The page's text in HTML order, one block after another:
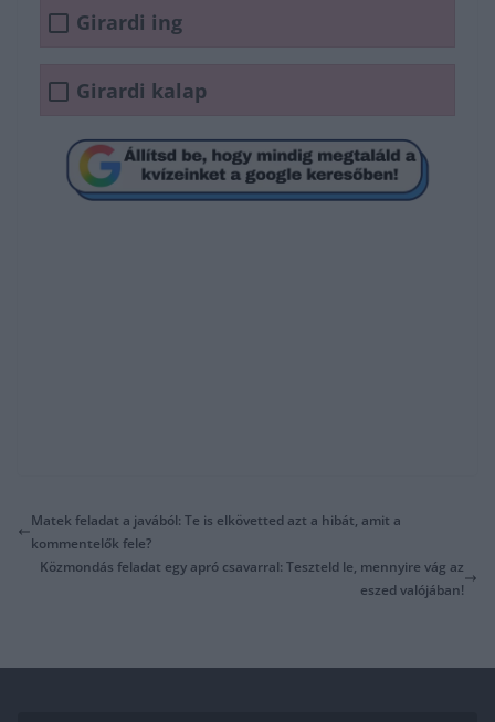
Girardi ing
Girardi kalap
Matek feladat a javából: Te is elkövetted azt a hibát, amit a
kommentelők fele?
Közmondás feladat egy apró csavarral: Teszteld le, mennyire vág az
eszed valójában!